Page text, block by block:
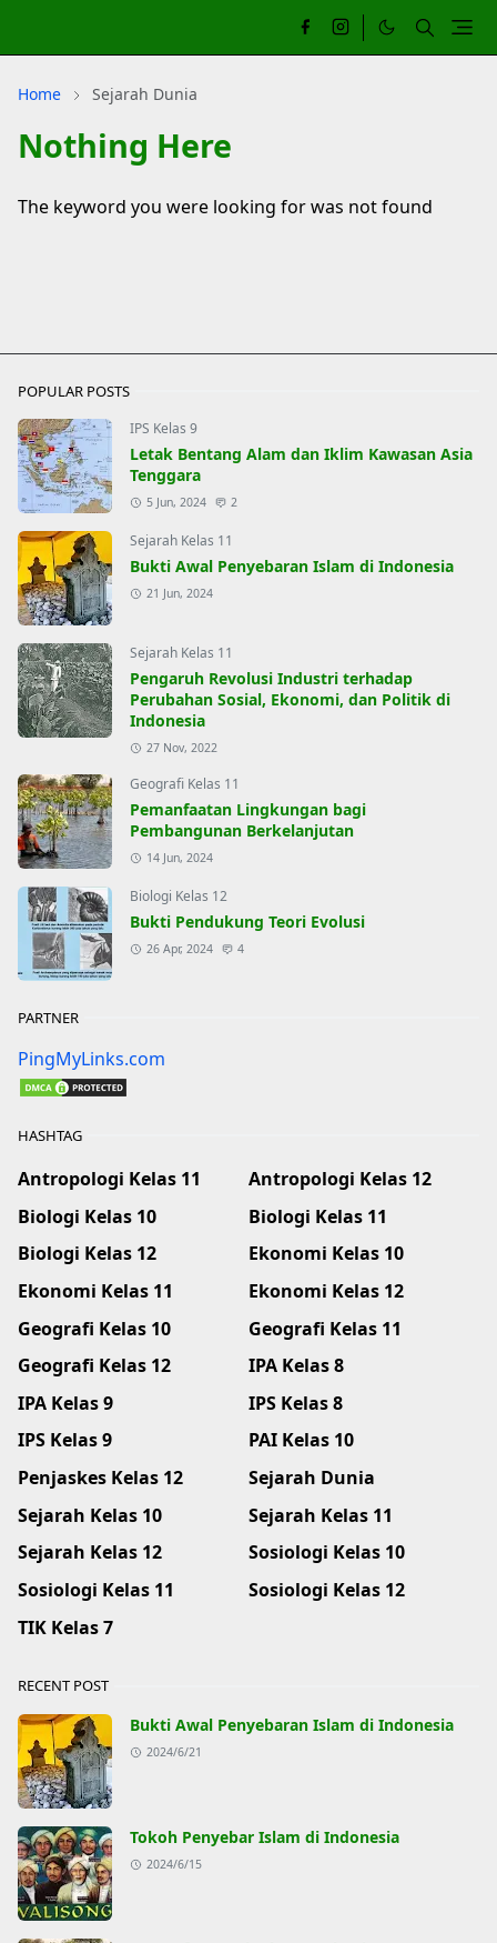
Home Sejarah Dunia
Nothing Here
The keyword you were looking for was not found
POPULAR POSTS
IPS Kelas 9
Letak Bentang Alam dan Iklim Kawasan Asia
Tenggara
5 Jun, 2024 2
Sejarah Kelas 11
Bukti Awal Penyebaran Islam di Indonesia
21 Jun, 2024
Sejarah Kelas 11
Pengaruh Revolusi Industri terhadap
Perubahan Sosial, Ekonomi, dan Politik di
Indonesia
27 Nov, 2022
Geografi Kelas 11
Pemanfaatan Lingkungan bagi
Pembangunan Berkelanjutan
14 Jun, 2024
Biologi Kelas 12
Bukti Pendukung Teori Evolusi
26 Apr, 2024 4
PARTNER
PingMyLinks.com
HASHTAG
Antropologi Kelas 11
Antropologi Kelas 12
Biologi Kelas 10
Biologi Kelas 11
Biologi Kelas 12
Ekonomi Kelas 10
Ekonomi Kelas 11
Ekonomi Kelas 12
Geografi Kelas 10
Geografi Kelas 11
Geografi Kelas 12
IPA Kelas 8
IPA Kelas 9
IPS Kelas 8
IPS Kelas 9
PAI Kelas 10
Penjaskes Kelas 12
Sejarah Dunia
Sejarah Kelas 10
Sejarah Kelas 11
Sejarah Kelas 12
Sosiologi Kelas 10
Sosiologi Kelas 11
Sosiologi Kelas 12
TIK Kelas 7
RECENT POST
Bukti Awal Penyebaran Islam di Indonesia
2024/6/21
Tokoh Penyebar Islam di Indonesia
2024/6/15